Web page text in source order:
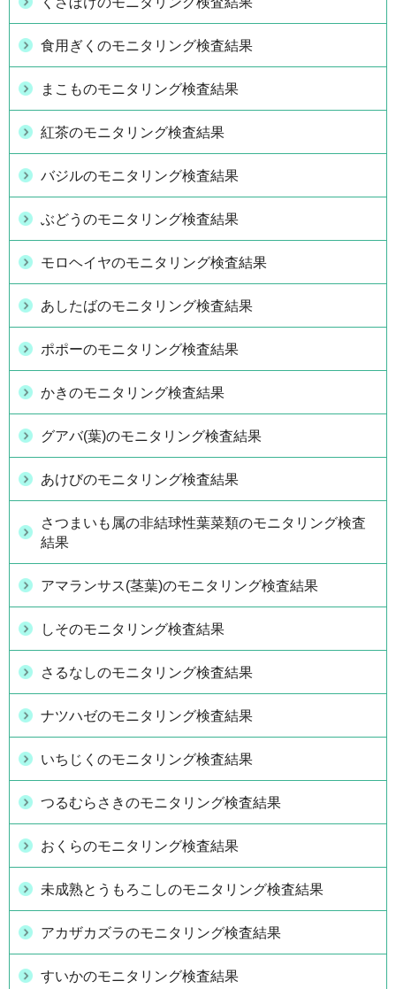
食用ぎくのモニタリング検査結果
まこものモニタリング検査結果
紅茶のモニタリング検査結果
バジルのモニタリング検査結果
ぶどうのモニタリング検査結果
モロヘイヤのモニタリング検査結果
あしたばのモニタリング検査結果
ポポーのモニタリング検査結果
かきのモニタリング検査結果
グアバ(葉)のモニタリング検査結果
あけびのモニタリング検査結果
さつまいも属の非結球性葉菜類のモニタリング検査
結果
アマランサス(茎葉)のモニタリング検査結果
しそのモニタリング検査結果
さるなしのモニタリング検査結果
ナツハゼのモニタリング検査結果
いちじくのモニタリング検査結果
つるむらさきのモニタリング検査結果
おくらのモニタリング検査結果
未成熟とうもろこしのモニタリング検査結果
アカザカズラのモニタリング検査結果
すいかのモニタリング検査結果